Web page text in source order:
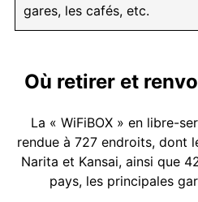
gares, les cafés, etc.
Où retirer et
La « WiFiBOX » en libre-
rendue à 727 endroits, dont
Narita et Kansai, ainsi que
pays, les principales